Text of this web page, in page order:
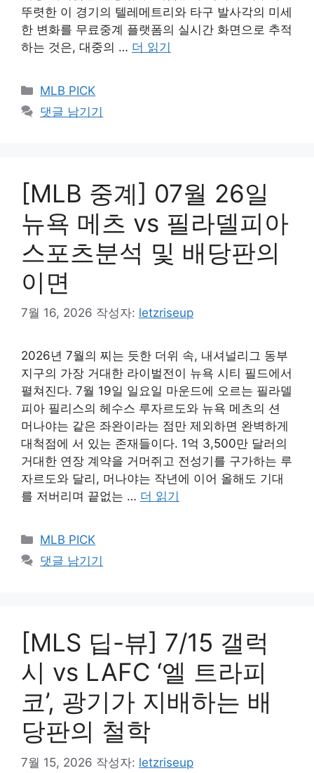
뚜렷한 이 경기의 텔레메트리와 타구 발사각의 미세
한 변화를 무료중계 플랫폼의 실시간 화면으로 추적
하는 것은, 대중의 … 더 읽기
카
테
고
MLB PICK
댓글 남기기
[MLB 중계] 07월 26일
뉴욕 메츠 vs 필라델피아
스포츠분석 및 배당판의
이면
7월 16, 2026 작성자: letzriseup
2026년 7월의 찌는 듯한 더위 속, 내셔널리그 동부
지구의 가장 거대한 라이벌전이 뉴욕 시티 필드에서
펼쳐진다. 7월 19일 일요일 마운드에 오르는 필라델
피아 필리스의 헤수스 루자르도와 뉴욕 메츠의 션
머나야는 같은 좌완이라는 점만 제외하면 완벽하게
대척점에 서 있는 존재들이다. 1억 3,500만 달러의
거대한 연장 계약을 거머쥐고 전성기를 구가하는 루
자르도와 달리, 머나야는 작년에 이어 올해도 기대
를 저버리며 끝없는 … 더 읽기
카
테
MLB PICK
댓글 남기기
[MLS 딥-뷰] 7/15 갤럭
시 vs LAFC ‘엘 트라피
코’, 광기가 지배하는 배
당판의 철학
7월 15, 2026 작성자: letzriseup